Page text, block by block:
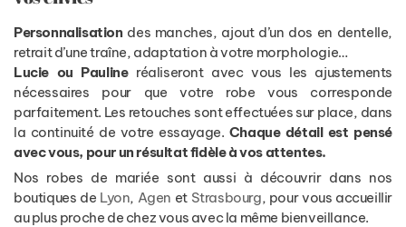
Personnalisation des manches, ajout d’un dos en dentelle,
retrait d’une traîne, adaptation à votre morphologie…
Lucie ou Paulineréaliseront avec vous les ajustements
nécessaires pour que votre robe vous corresponde
parfaitement. Les retouches sont effectuées sur place, dans
la continuité de votre essayage. Chaque détail est pensé
avec vous, pour un résultat fidèle à vos attentes.
Nos robes de mariée sont aussi à découvrir dans nos
boutiques de Lyon, Agen et Strasbourg, pour vous accueillir
au plus proche de chez vous avec la même bienveillance.